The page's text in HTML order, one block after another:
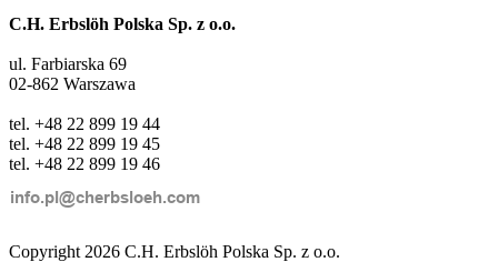
C.H. Erbslöh Polska Sp. z o.o.
ul. Farbiarska 69
02-862 Warszawa
tel. +48 22 899 19 44
tel. +48 22 899 19 45
tel. +48 22 899 19 46
Copyright 2026 C.H. Erbslöh Polska Sp. z o.o.